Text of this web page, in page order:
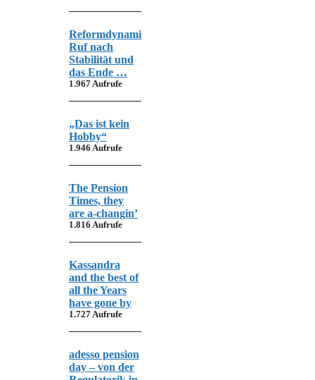
Reformdynamik,
Ruf nach
Stabilität und
das Ende …
1.967 Aufrufe
„Das ist kein
Hobby“
1.946 Aufrufe
The Pension
Times, they
are a-changin’
1.816 Aufrufe
Kassandra
and the best of
all the Years
have gone by
1.727 Aufrufe
adesso pension
day – von der